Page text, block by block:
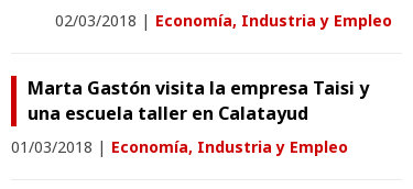
02/03/2018 | Economía, Industria y Empleo
Marta Gastón visita la empresa Taisi y
una escuela taller en Calatayud
01/03/2018 | Economía, Industria y Empleo